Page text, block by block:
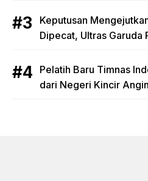
Keputusan
Dipecat, Ultras Garuda
Pelatih Baru Timnas
dari Negeri Kincir Angin